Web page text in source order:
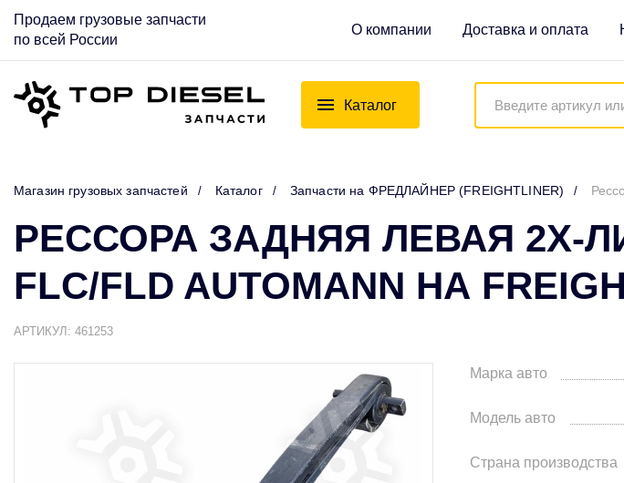
Продаем грузовые запчасти
по всей России
О компании Доставка и оплата
Каталог
Магазин грузовых запчастей Каталог Запчасти на ФРЕДЛАЙНЕР (FREIGHTLINER)
РЕССОРА ЗАДНЯЯ ЛЕВАЯ 2Х-
FLC/FLD AUTOMANN НА
АРТИКУЛ: 461253
Марка авто
Модель авто
Страна производства